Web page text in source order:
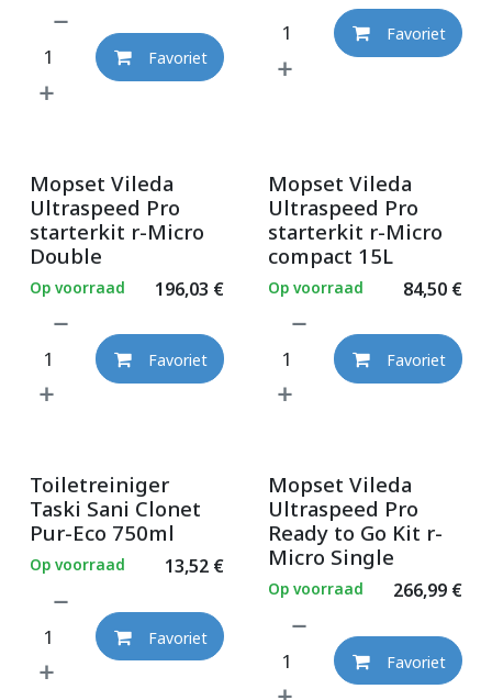
Favoriet
Favoriet
Mopset Vileda
Ultraspeed Pro
starterkit r-Micro
Double
196,03 €
Op voorraad
Favoriet
Mopset Vileda
Ultraspeed Pro
starterkit r-Micro
compact 15L
84,50€
Op voorraad
Favoriet
Toiletreiniger
Taski Sani Clonet
Pur-Eco 750ml
13,52€
Op voorraad
Favoriet
Mopset Vileda
Ultraspeed Pro
Ready to Go Kit r-
Micro Single
266,99€
Op voorraad
Favoriet